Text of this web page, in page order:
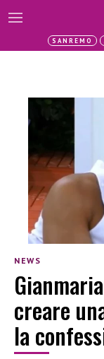
SANREMO
NEWS
creare
la